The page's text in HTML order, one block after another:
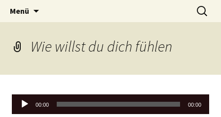
Lebensfreude-Akademie
Lerne deinen stressigen Alltag mit mehr
Freude und Gelassenheit erfolgreich meistern
und genießen zu können.
Menü
Suchen
nach:
Wie willst du dich fühlen
Audio-
Player
00:00 00:00